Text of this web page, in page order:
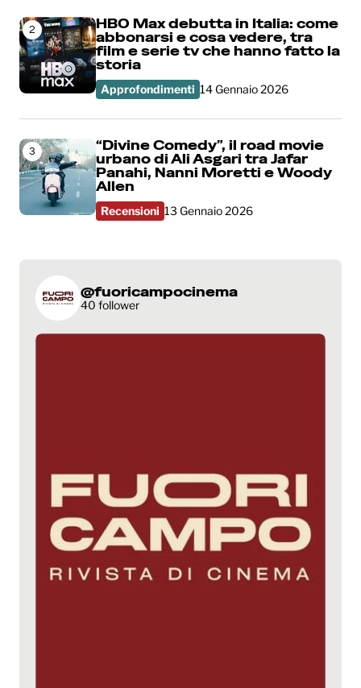
2
HBO Max debutta in Italia: come
abbonarsi e cosa vedere, tra
film e serie tv che hanno fatto la
storia
Approfondimenti 14 Gennaio 2026
3
“Divine Comedy”, il road movie
urbano di Ali Asgari tra Jafar
Panahi, Nanni Moretti e Woody
Allen
Recensioni 13 Gennaio 2026
@fuoricampocinema
40 follower